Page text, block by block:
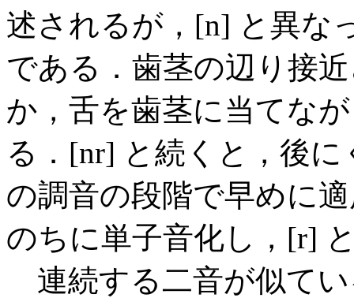
述されるが，[n] と異な
である．歯茎の辺り接
か，舌を歯茎に当てな
る．[nr] と続くと，後
の調音の段階で早めに
のちに単子音化し，[r]
連続する二音が似て